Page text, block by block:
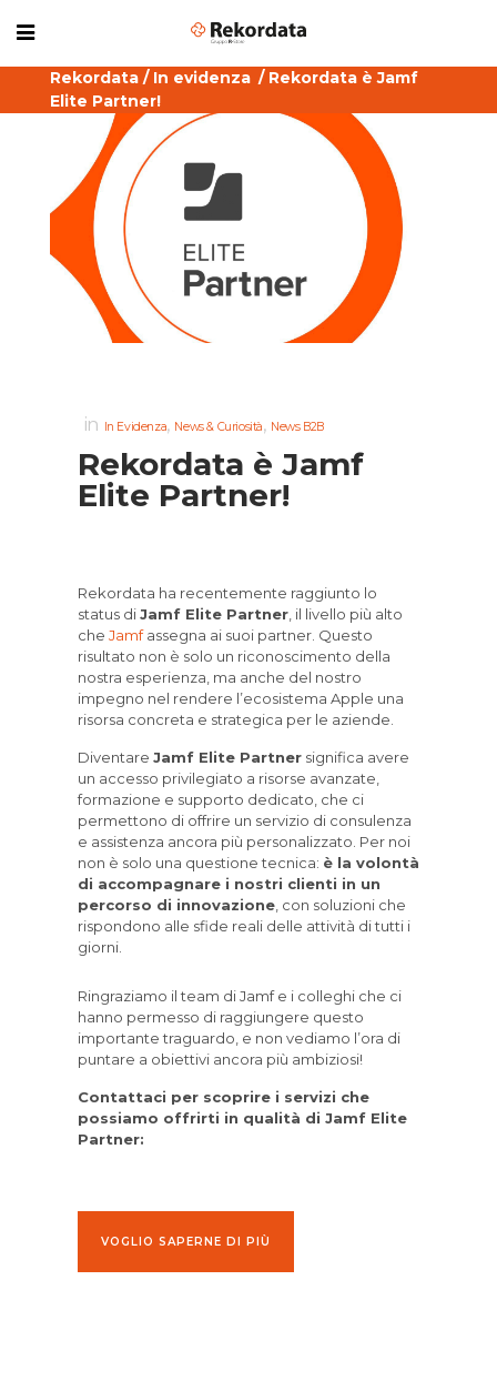
Rekordata / In evidenza / Rekordata è Jamf
Elite Partner!
in In Evidenza, News & Curiosità, News B2B
Rekordata è Jamf
Elite Partner!
Rekordata ha recentemente raggiunto lo
status diJamf Elite Partner, il livello più alto
che Jamfassegna ai suoi partner. Questo
risultato non è solo un riconoscimento della
nostra esperienza, ma anche del nostro
impegno nel rendere l’ecosistema Apple una
risorsa concreta e strategica per le aziende.
Diventare Jamf Elite Partnersignifica avere
un accesso privilegiato a risorse avanzate,
formazione e supporto dedicato, che ci
permettono di offrire un servizio di consulenza
e assistenza ancora più personalizzato. Per noi
non è solo una questione tecnica: è la volontà
di accompagnare i nostri clienti in un
percorso di innovazione, con soluzioni che
rispondono alle sfide reali delle attività di tutti i
giorni.
Ringraziamo il team di Jamf e i colleghi che ci
hanno permesso di raggiungere questo
importante traguardo, e non vediamo l’ora di
puntare a obiettivi ancora più ambiziosi!
Contattaci per scoprire i servizi che
possiamo offrirti in qualità di Jamf Elite
Partner:
VOGLIO SAPERNE DI PIÙ